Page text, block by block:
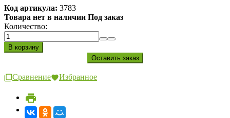
Код артикула: 3783
Товара нет в наличии Под заказ
Количество:
Сравнение Избранное